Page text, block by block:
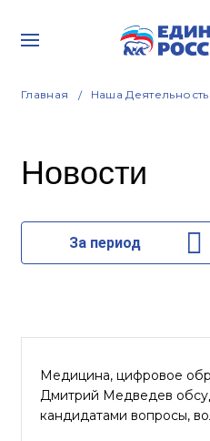
Главная Наша Деятельность
Новости
За период
Медицина, цифровое
Дмитрий Медведев
кандидатами вопросы,